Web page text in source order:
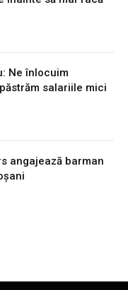
Ne înlocuim
salariile mici
angajează barman